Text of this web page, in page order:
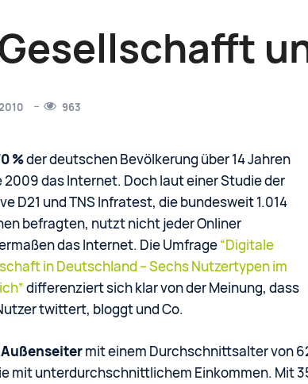
963
%der deutschen Bevölkerung über 14 Jahren
das Internet. Doch laut einer Studie der
D21 und TNS Infratest, die bundesweit 1.014
befragten, nutzt nicht jeder Onliner
das Internet. Die Umfrage“Digitale
in Deutschland – Sechs Nutzertypen im
differenziert sich klar von der Meinung, dass
twittert, bloggt und Co.
mit einem Durchschnittsalter von
mit unterdurchschnittlichem Einkommen. Mit